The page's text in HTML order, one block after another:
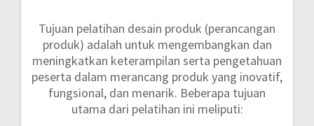
Tujuan pelatihan desain produk (perancangan
produk) adalah untuk mengembangkan dan
meningkatkan keterampilan serta pengetahuan
peserta dalam merancang produk yang inovatif,
fungsional, dan menarik. Beberapa tujuan
utama dari pelatihan ini meliputi: